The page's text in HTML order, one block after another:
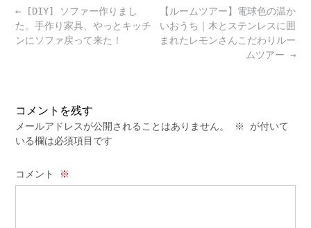
Post
navigation
【ルームツアー】電球色の温か
いおうち｜木とステンレスに囲
まれたレモンさんこだわりルー
ムツアー →
← [DIY] ソファー作りまし
た。手作り家具、やっとキッチ
ンにソファ戻って来た！
コメントを残す
メールアドレスが公開されることはありません。 ※
が付いて
いる欄は必須項目です
コメント ※